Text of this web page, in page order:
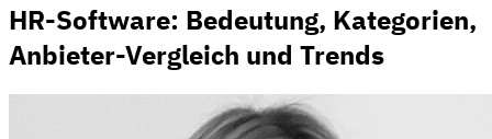
HR-Software: Bedeutung, Kategorien,
Anbieter-Vergleich und Trends